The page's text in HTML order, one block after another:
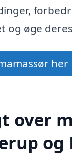
og øge
her
over
og